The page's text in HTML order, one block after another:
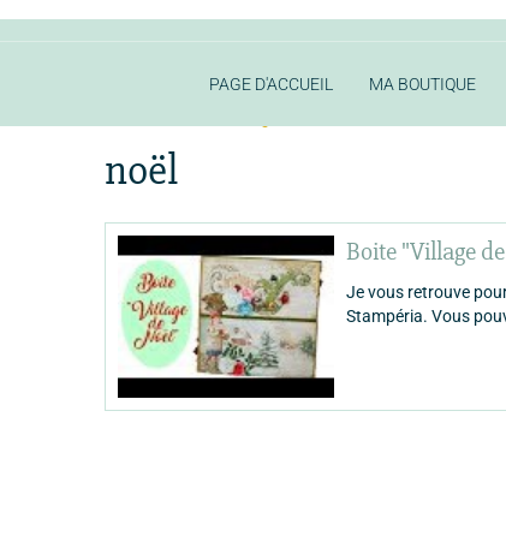
PAGE D'ACCUEIL MA BOUTIQUE
noël
Boite "Village
Je vous retrouve
Stampéria. Vous